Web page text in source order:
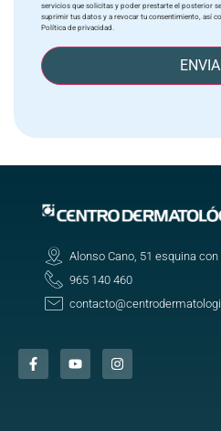
servicios que solicitas y poder prestarte el posterior
suprimir tus datos y a revocar tu consentimiento, así
Política de privacidad.
Alonso Cano, 51 esquina
965 140 460